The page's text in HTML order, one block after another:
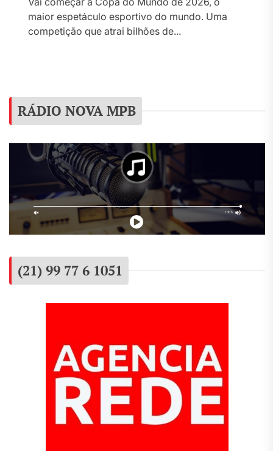
maior espetáculo esportivo do mundo. Uma
competição que atrai bilhões de...
RÁDIO NOVA MPB
(21) 99 77 6 1051